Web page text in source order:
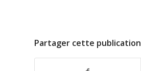
Partager cette publication